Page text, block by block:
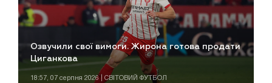
Озвучили свої вимоги. Жирона готова продати
Циганкова
18:57, 07 серпня 2026 | СВІТОВИЙ ФУТБОЛ